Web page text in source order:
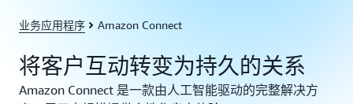
业务应用程序 Amazon Connect
将客户互动转变为持久的关系
Amazon Connect 是一款由人工智能驱动的完整解决方